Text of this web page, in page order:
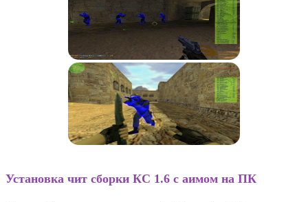
Установка чит сборки КС 1.6 с аимом на ПК